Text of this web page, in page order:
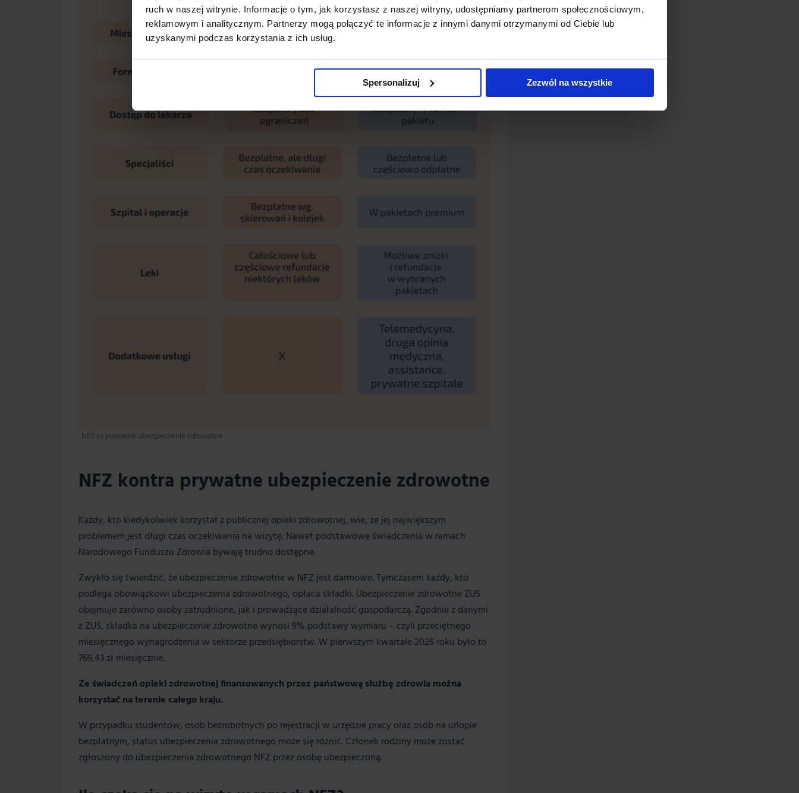
ruch w naszej witrynie. Informacje o tym, jak korzystasz z naszej witryny, udostępniamy partnerom społecznościowym,
reklamowym i analitycznym. Partnerzy mogą połączyć te informacje z innymi danymi otrzymanymi od Ciebie lub
uzyskanymi podczas korzystania z ich usług.
Spersonalizuj Zezwól na wszystkie
NFZ vs prywatne ubezpieczenie zdrowotne
NFZ kontra prywatne ubezpieczenie zdrowotne
Każdy, kto kiedykolwiek korzystał z publicznej opieki zdrowotnej, wie, że jej największym
problemem jest długi czas oczekiwania na wizytę. Nawet podstawowe świadczenia w ramach
Narodowego Funduszu Zdrowia bywają trudno dostępne.
Zwykło się twierdzić, że ubezpieczenie zdrowotne w NFZ jest darmowe. Tymczasem każdy, kto
podlega obowiązkowi ubezpieczenia zdrowotnego, opłaca składki. Ubezpieczenie zdrowotne ZUS
obejmuje zarówno osoby zatrudnione, jak i prowadzące działalność gospodarczą. Zgodnie z danymi
z ZUS, składka na ubezpieczenie zdrowotne wynosi 9% podstawy wymiaru – czyli przeciętnego
miesięcznego wynagrodzenia w sektorze przedsiębiorstw. W pierwszym kwartale 2025 roku było to
769,43 zł miesięcznie.
Ze świadczeń opieki zdrowotnej finansowanych przez państwową służbę zdrowia można
korzystać na terenie całego kraju.
W przypadku studentów, osób bezrobotnych po rejestracji w urzędzie pracy oraz osób na urlopie
bezpłatnym, status ubezpieczenia zdrowotnego może się różnić. Członek rodziny może zostać
zgłoszony do ubezpieczenia zdrowotnego NFZ przez osobę ubezpieczoną.